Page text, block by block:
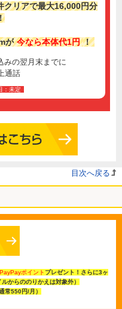
リアで最大16,000円分
が 今なら本体代1円 ！
みの翌月末までに
通話
：未定
目次へ戻る
ポイント プレゼント！さらに3ヶ
からののりかえは対象外）
通常550円/月）